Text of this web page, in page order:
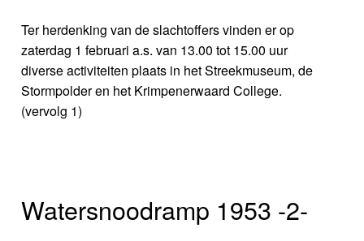
Ter herdenking van de slachtoffers vinden er op
zaterdag 1 februari a.s. van 13.00 tot 15.00 uur
diverse activiteiten plaats in het Streekmuseum, de
Stormpolder en het Krimpenerwaard College.
(vervolg 1)
Watersnoodramp 1953 -2-